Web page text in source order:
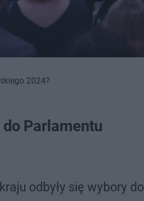
2024?
Parlamentu
odbyły się wybory do